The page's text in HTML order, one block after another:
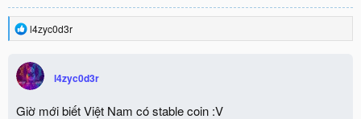
R
e
c
t
i
o
l4zyc0d3r
l4zyc0d3r
Giờ mới biết Việt Nam có stable coin :V